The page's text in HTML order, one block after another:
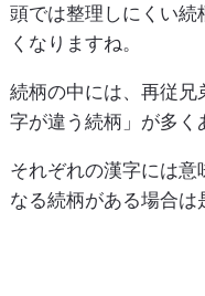
頭では整理しにくい続
くなりますね。
続柄の中には、再従兄
字が違う続柄」が多く
それぞれの漢字には
なる続柄がある場合は